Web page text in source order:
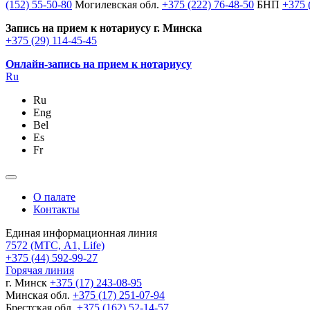
(152) 55-50-80 Могилевская обл. +375 (222) 76-48-50 БНП +375
Запись на прием к нотариусу г. Минска
+375 (29) 114-45-45
Онлайн-запись на прием к нотариусу
Ru
Ru
Eng
Bel
Es
Fr
О палате
Контакты
Единая информационная линия
7572 (МТС, A1, Life)
+375 (44) 592-99-27
Горячая линия
г. Минск +375 (17) 243-08-95
Минская обл. +375 (17) 251-07-94
Брестская обл. +375 (162) 52-14-57